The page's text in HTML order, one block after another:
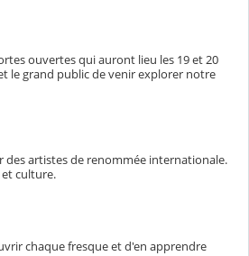
ouvertes qui auront lieu les 19 et 20
le grand public de venir explorer notre
des artistes de renommée internationale.
culture.
chaque fresque et d'en apprendre